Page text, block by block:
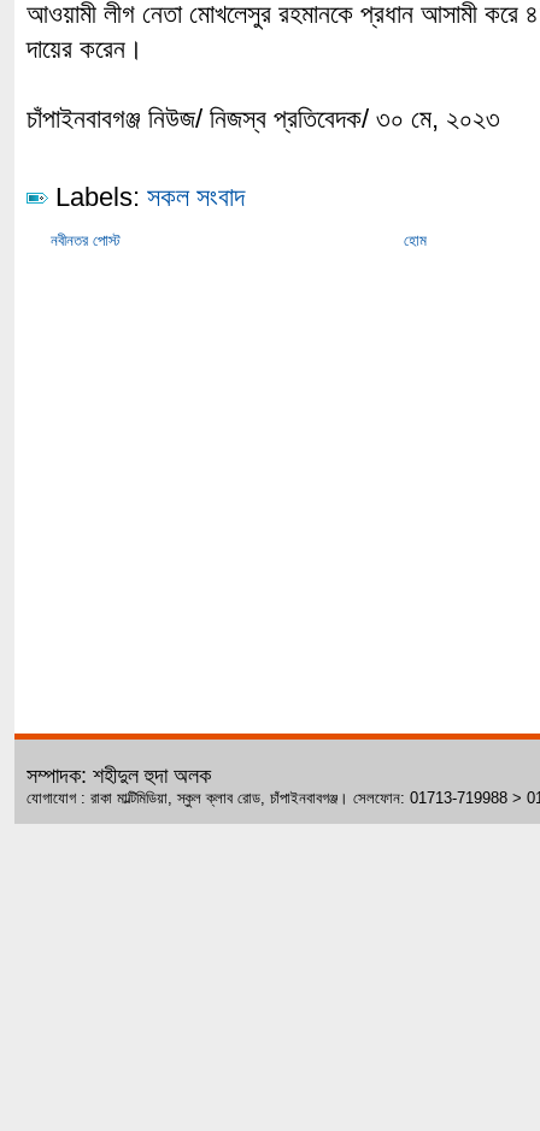
আওয়ামী লীগ নেতা মোখলেসুর রহমানকে প্রধান আসামী করে
দায়ের করেন।
চাঁপাইনবাবগঞ্জ নিউজ/ নিজস্ব প্রতিবেদক/ ৩০ মে, ২০২৩
Labels: সকল সংবাদ
নবীনতর পোস্ট হোম
সম্পাদক: শহীদুল হুদা অলক
যোগাযোগ : রাকা মাল্টিমিডিয়া, স্কুল ক্লাব রোড, চাঁপাইনবাবগঞ্জ। সেলফোন: 01713-